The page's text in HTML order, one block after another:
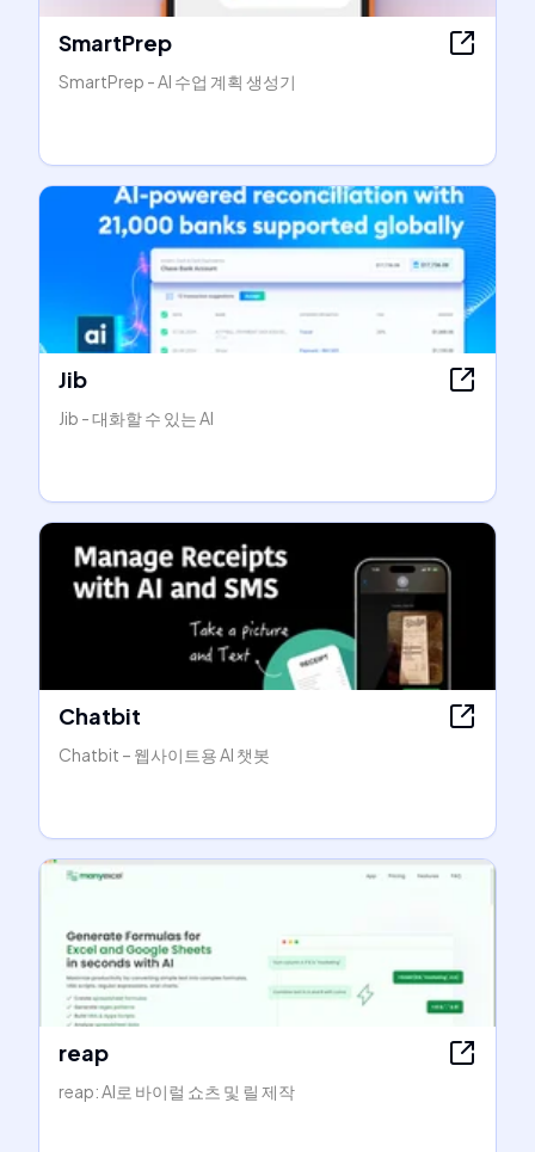
SmartPrep
SmartPrep - AI 수업 계획 생성기
Jib
Jib - 대화할 수 있는 AI
Chatbit
Chatbit – 웹사이트용 AI 챗봇
reap
reap: AI로 바이럴 쇼츠 및 릴 제작